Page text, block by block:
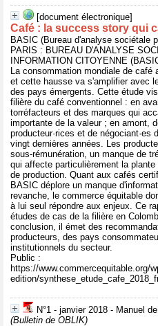
[document électronique]
Café : la success story qui
BASIC (Bureau d'analyse sociétale
PARIS : BUREAU D'ANALYSE
INFORMATION CITOYENNE
La consommation mondiale de café
et cette hausse va s'amplifier avec
des pays émergents. Cette étude
filière du café conventionnel : en
torréfacteurs et des marques qui
importante de la valeur ; en amont,
producteur·rices et de
vingt dernières années. Les
sous-rémunération, un manque de
qui affecte particulièrement la
de production. Quant aux cafés
BASIC déplore un manque
revanche, le commerce équitable
à lui seul répondre aux enjeux. Ce
études de cas de la filière en
conclusion, il émet des
producteurs, des pays
institutionnels du secteur.
Public :
https://www.commercequitable.org/
edition/
N°1 - janvier 2018 - Manuel
(Bulletin de OBLIK)